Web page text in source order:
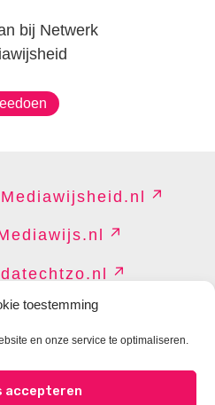
toestemming
en onze service te optimaliseren.
accepteren
bij Netwerk
Mediawijsheid.nl
PRIVACY